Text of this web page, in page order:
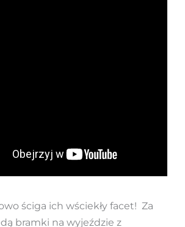
ściga ich wściekły facet! Za
bramki na wyjeździe z